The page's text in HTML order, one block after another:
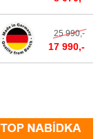
25 990,-
17 990,-